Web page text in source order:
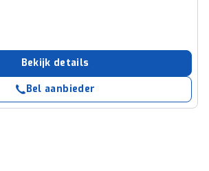
Bekijk details
Bel aanbieder